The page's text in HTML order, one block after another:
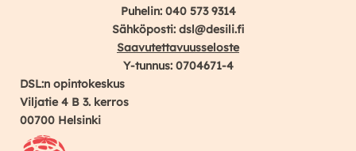
Puhelin: 040 573 9314
Sähköposti: dsl@desili.fi
Saavutettavuusseloste
Y-tunnus: 0704671-4
DSL:n opintokeskus
Viljatie 4 B 3. kerros
00700 Helsinki